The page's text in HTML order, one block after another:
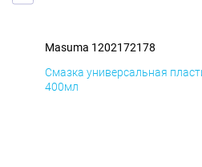
Masuma 1202172178
Смазка универсальная
400мл